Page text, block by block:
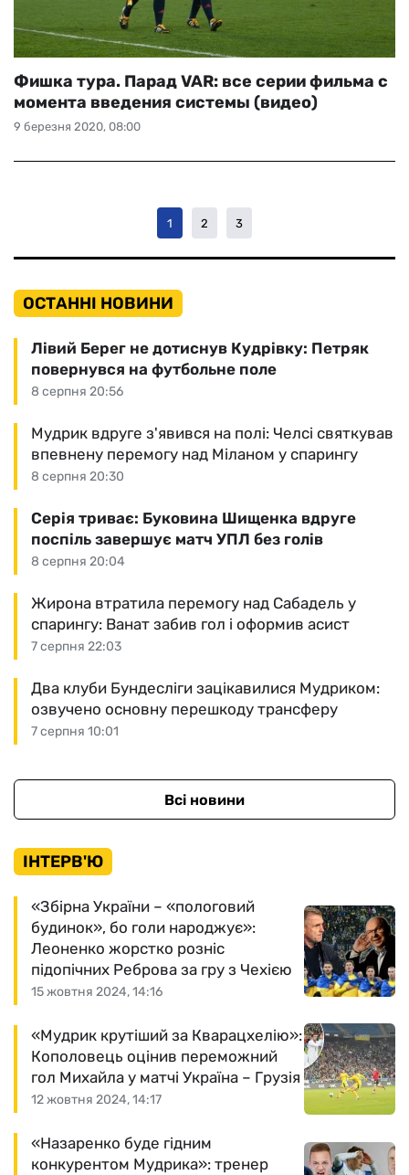
9 березня 2020, 08:00
Фишка тура. Парад VAR: все серии фильма с
момента введения системы (видео)
1 2 3
ОСТАННІ НОВИНИ
8 серпня 20:56
Лівий Берег не дотиснув Кудрівку: Петряк
повернувся на футбольне поле
8 серпня 20:30
Мудрик вдруге з'явився на полі: Челсі святкував
впевнену перемогу над Міланом у спарингу
8 серпня 20:04
Серія триває: Буковина Шищенка вдруге
поспіль завершує матч УПЛ без голів
7 серпня 22:03
Жирона втратила перемогу над Сабадель у
спарингу: Ванат забив гол і оформив асист
7 серпня 10:01
Два клуби Бундесліги зацікавилися Мудриком:
озвучено основну перешкоду трансферу
Всі новини
ІНТЕРВ'Ю
15 жовтня 2024, 14:16
«Збірна України – «пологовий
будинок», бо голи народжує»:
Леоненко жорстко розніс
підопічних Реброва за гру з Чехією
12 жовтня 2024, 14:17
«Мудрик крутіший за Кварацхелію»:
Кополовець оцінив переможний
гол Михайла у матчі Україна – Грузія
«Назаренко буде гідним
конкурентом Мудрика»: тренер